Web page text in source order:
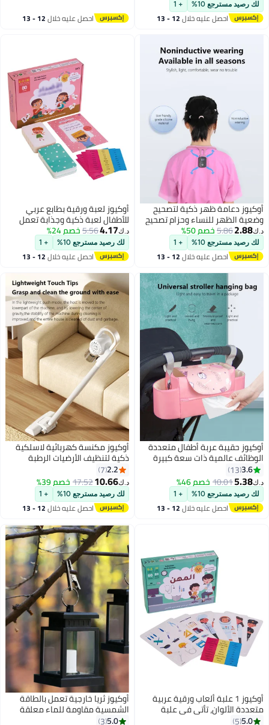
لك رصيد مسترجع 10% + 1
احصل عليه خلال 12 - 13 احصل عليه خلال 12 - 13
أوكيوز دعامة ظهر ذكية لتصحيح
وضعية الظهر للنساء وحزام تصحيح
الحدبة لتصحيح الرقبة وتقويم الظهر
المفتوح
د.ك‏2.88
5.86خصم 50%
لك رصيد مسترجع 10% + 1
احصل عليه خلال 12 - 13
أوكيوز لعبة ورقية بطابع عربي
للأطفال لعبة ذكية وجذابة تعمل
على شحذ العقول وتحفيز الإبداع
وتغمر اللاعبين الصغار بالثقافة
العربية الغنية
د.ك‏4.17
5.56خصم 24%
لك رصيد مسترجع 10% + 1
احصل عليه خلال 12 - 13
أوكيوز حقيبة عربة أطفال متعددة
الوظائف عالمية ذات سعة كبيرة
وردية اللون حقيبة تخزين عربة أطفال
حقيبة هاتف محمول مناسبة
للخارجية
3.6
13
د.ك‏5.38
10.01خصم 46%
لك رصيد مسترجع 10% + 1
احصل عليه خلال 12 - 13
أوكيوز مكنسة كهربائية لاسلكية
ذكية لتنظيف الأرضيات الرطبة
والجافة
2.2
7
د.ك‏10.66
17.52خصم 39%
لك رصيد مسترجع 10% + 1
احصل عليه خلال 12 - 13
أوكيوز 1 علبة ألعاب ورقية عربية
متعددة الألوان، تأتي في علبة
ملونة، مناسبة للحفلات واللعب
5.0
5
أوكيوز ثريا خارجية تعمل بالطاقة
الشمسية مقاومة للماء معلقة
5.0
3